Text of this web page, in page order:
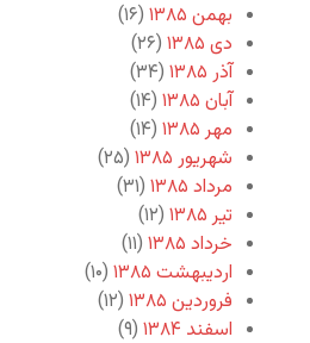
بهمن ۱۳۸۵
(۱۶)
دی ۱۳۸۵
(۲۶)
آذر ۱۳۸۵
(۳۴)
آبان ۱۳۸۵
(۱۴)
مهر ۱۳۸۵
(۱۴)
شهریور ۱۳۸۵
(۲۵)
مرداد ۱۳۸۵
(۳۱)
تیر ۱۳۸۵
(۱۲)
خرداد ۱۳۸۵
(۱۱)
اردیبهشت ۱۳۸۵
(۱۰)
فروردین ۱۳۸۵
(۱۲)
اسفند ۱۳۸۴
(۹)